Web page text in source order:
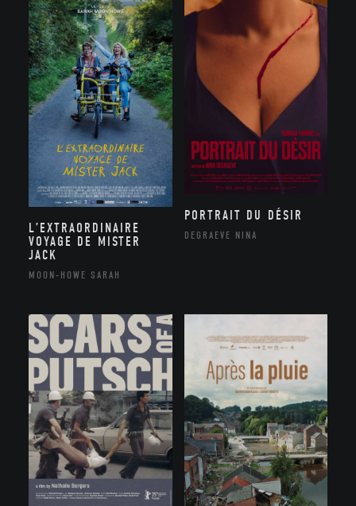
L’EXTRAORDINAIRE
VOYAGE DE MISTER
JACK
MOON-HOWE SARAH
PORTRAIT DU DÉSIR
DEGRAEVE NINA